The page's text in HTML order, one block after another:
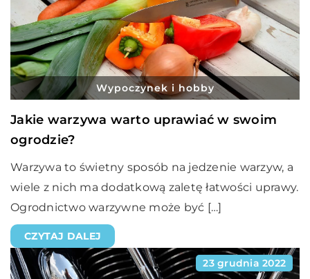
Wypoczynek i hobby
Jakie warzywa warto uprawiać w swoim
ogrodzie?
Warzywa to świetny sposób na jedzenie warzyw, a
wiele z nich ma dodatkową zaletę łatwości uprawy.
Ogrodnictwo warzywne może być […]
CZYTAJ DALEJ
23 grudnia 2022